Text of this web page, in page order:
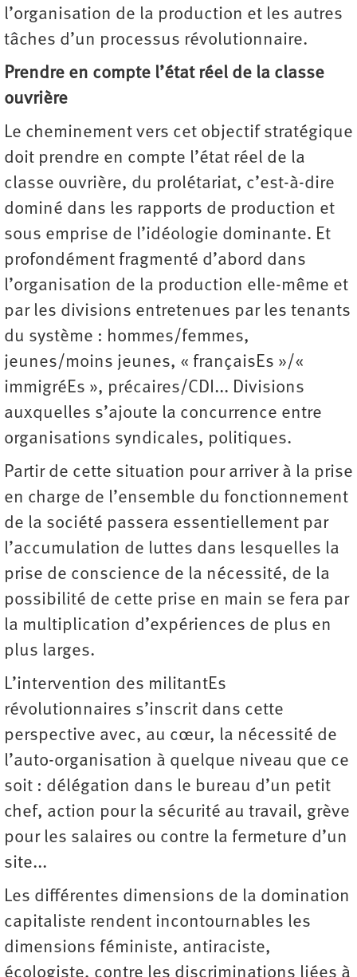
l’organisation de la production et les autres
tâches d’un processus révolutionnaire.
Prendre en compte l’état réel de la classe
ouvrière
Le cheminement vers cet objectif stratégique
doit prendre en compte l’état réel de la
classe ouvrière, du prolétariat, c’est-à-dire
dominé dans les rapports de production et
sous emprise de l’idéologie dominante. Et
profondément fragmenté d’abord dans
l’organisation de la production elle-même et
par les divisions entretenues par les tenants
du système : hommes/femmes,
jeunes/moins jeunes, « françaisEs »/«
immigréEs », précaires/CDI... Divisions
auxquelles s’ajoute la concurrence entre
organisations syndicales, politiques.
Partir de cette situation pour arriver à la prise
en charge de l’ensemble du fonctionnement
de la société passera essentiellement par
l’accumulation de luttes dans lesquelles la
prise de conscience de la nécessité, de la
possibilité de cette prise en main se fera par
la multiplication d’expériences de plus en
plus larges.
L’intervention des militantEs
révolutionnaires s’inscrit dans cette
perspective avec, au cœur, la nécessité de
l’auto-organisation à quelque niveau que ce
soit : délégation dans le bureau d’un petit
chef, action pour la sécurité au travail, grève
pour les salaires ou contre la fermeture d’un
site...
Les différentes dimensions de la domination
capitaliste rendent incontournables les
dimensions féministe, antiraciste,